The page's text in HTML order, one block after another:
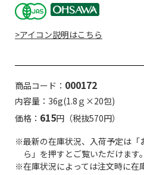
>アイコン説明はこちら
商品コード： 000172
内容量：36g(1.8ｇ×20包)
価格： 615円（税抜570円）
※最新の在庫状況、入荷予定は「
ら」を押すとご覧いただけます。
※在庫状況によっては注文時に在